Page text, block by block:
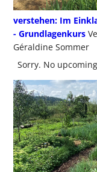
verstehen: Im
- Grundlagenkurs
Géraldine Sommer
Sorry. No